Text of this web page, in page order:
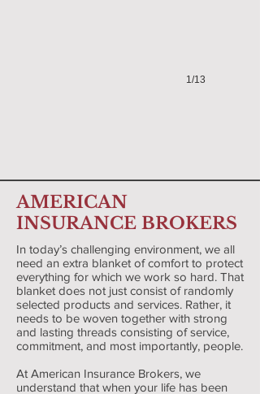
1/13
AMERICAN
INSURANCE BROKERS
In today’s challenging environment, we all
need an extra blanket of comfort to protect
everything for which we work so hard. That
blanket does not just consist of randomly
selected products and services. Rather, it
needs to be woven together with strong
and lasting threads consisting of service,
commitment, and most importantly, people.
At American Insurance Brokers, we
understand that when your life has been